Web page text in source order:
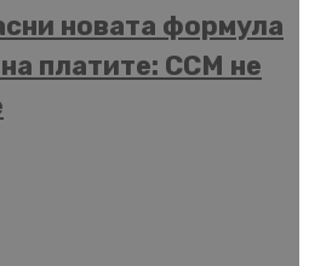
новата формула
платите: ССМ не